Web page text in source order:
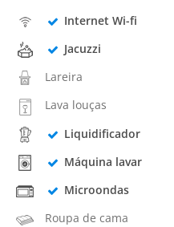
Internet Wi-fi
Jacuzzi
Lareira
Lava louças
Liquidificador
Máquina lavar
Microondas
Roupa de cama